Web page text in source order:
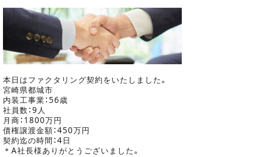
本日はファクタリング契約をいたしました。
宮崎県都城市
内装工事業：56歳
社員数：9人
月商：1800万円
債権譲渡金額：450万円
契約迄の時間：4日
＊A社長様ありがとうございました。